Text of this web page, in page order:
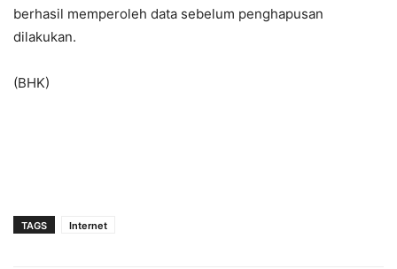
berhasil memperoleh data sebelum penghapusan
dilakukan.
(BHK)
TAGS Internet